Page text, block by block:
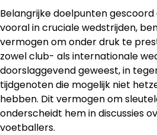
Belangrijke doelpunten
vooral in cruciale wedstrijden,
vermogen om onder druk te
zowel club- als internationale
doorslaggevend geweest, in
tijdgenoten die mogelijk niet
hebben. Dit vermogen om
onderscheidt hem in discussies
voetballers.